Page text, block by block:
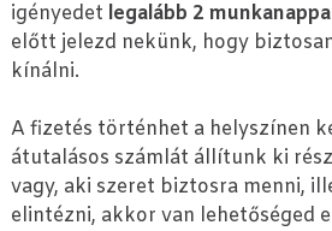
igényedet legalább 2
előtt jelezd nekünk, hogy
kínálni.
A fizetés történhet a helyszínen
átutalásos számlát állítunk ki
vagy, aki szeret biztosra menni,
elintézni, akkor van lehetőséged